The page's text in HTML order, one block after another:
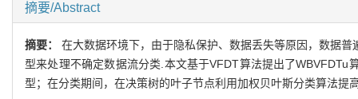
摘要/Abstract
摘要： 在大数据环境下，由于隐私保护、数据丢失等原因，数据
型来处理不确定数据流分类.本文基于VFDT算法提出了
型；在分类期间，在决策树的叶子节点利用加权贝叶斯分类算法